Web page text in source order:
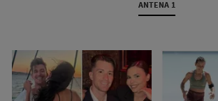
ANTENA 1